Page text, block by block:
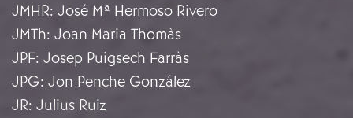
JMHR: José Mª Hermoso Rivero
JMTh: Joan Maria Thomàs
JPF: Josep Puigsech Farràs
JPG: Jon Penche González
JR: Julius Ruiz